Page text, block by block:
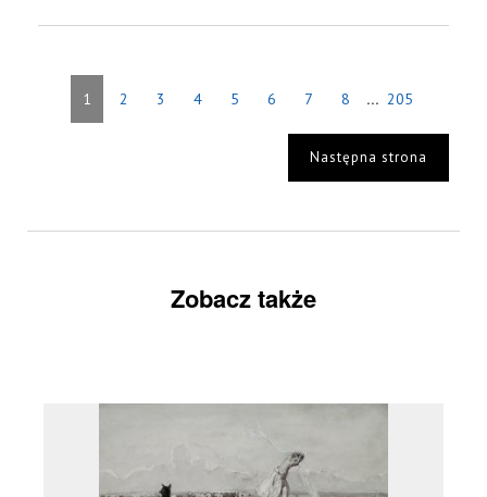
1 2 3 4 5 6 7 8 ... 205
Następna strona
Zobacz także